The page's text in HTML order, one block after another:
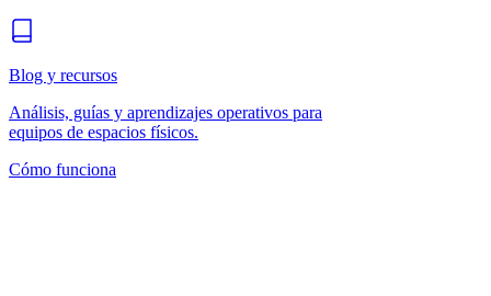
Blog y recursos
Análisis, guías y aprendizajes operativos para
equipos de espacios físicos.
Cómo funciona